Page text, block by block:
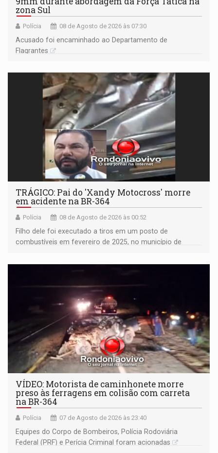
zona Sul
Polícia 08 de Agosto de 2026 às 07:30
Acusado foi encaminhado ao Departamento de
Flagrantes
TRÁGICO: Pai do 'Xandy Motocross' morre
em acidente na BR-364
Polícia 08 de Agosto de 2026 às 00:52
Filho dele foi executado a tiros em um posto de
combustíveis em fevereiro de 2025, no município de
VÍDEO: Motorista de caminhonete morre
preso às ferragens em colisão com carreta
na BR-364
Polícia 07 de Agosto de 2026 às 23:40
Equipes do Corpo de Bombeiros, Polícia Rodoviária
Federal (PRF) e Perícia Criminal foram acionadas